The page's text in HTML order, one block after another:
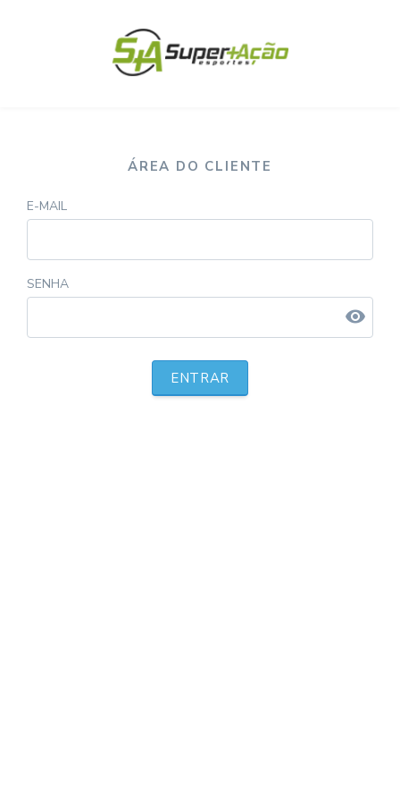
ÁREA DO CLIENTE
E-MAIL
SENHA
visibility
ENTRAR